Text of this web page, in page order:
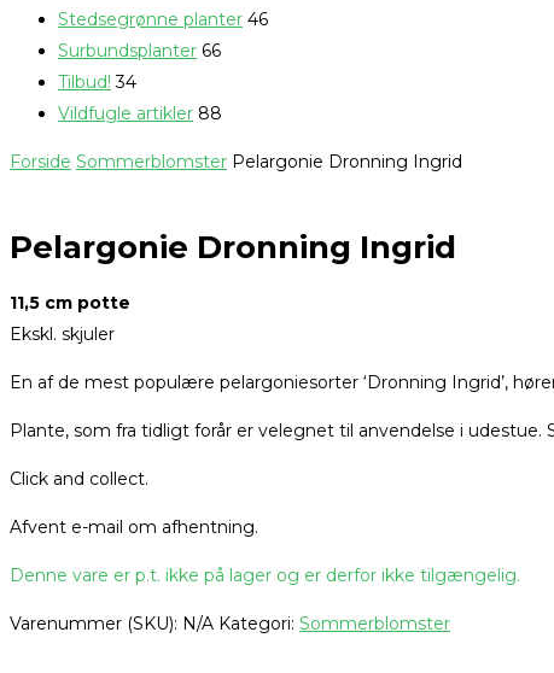
Stedsegrønne planter 46
Surbundsplanter 66
Tilbud! 34
Vildfugle artikler 88
Forside Sommerblomster Pelargonie Dronning Ingrid
Pelargonie Dronning Ingrid
11,5 cm potte
Ekskl. skjuler
En af de mest populære pelargoniesorter ‘Dronning Ingrid’,
Plante, som fra tidligt forår er velegnet til anvendelse i
Click and collect.
Afvent e-mail om afhentning.
Denne vare er p.t. ikke på lager og er derfor ikke tilgængelig.
Varenummer (SKU): N/A Kategori: Sommerblomster